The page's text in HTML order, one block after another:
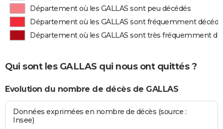
Département où les GALLAS sont peu décédés
Département où les GALLAS sont fréquemment
Département où les GALLAS sont très fréquemment
Qui sont les GALLAS qui nous ont quittés ?
Evolution du nombre de décès de GALLAS
Données exprimées en nombre de décès (source :
Insee)